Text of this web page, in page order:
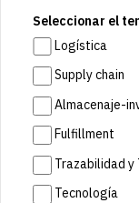
Seleccionar el
Logística
Supply chain
Almacenaje-
Fulfillment
Trazabilidad y
Tecnología